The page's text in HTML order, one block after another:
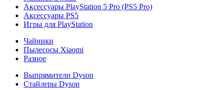
Аксессуары PlayStation 5 Pro (PS5 Pro)
Аксессуары PS5
Игры для PlayStation
Чайники
Пылесосы Xiaomi
Разное
Выпрямители Dyson
Стайлеры Dyson